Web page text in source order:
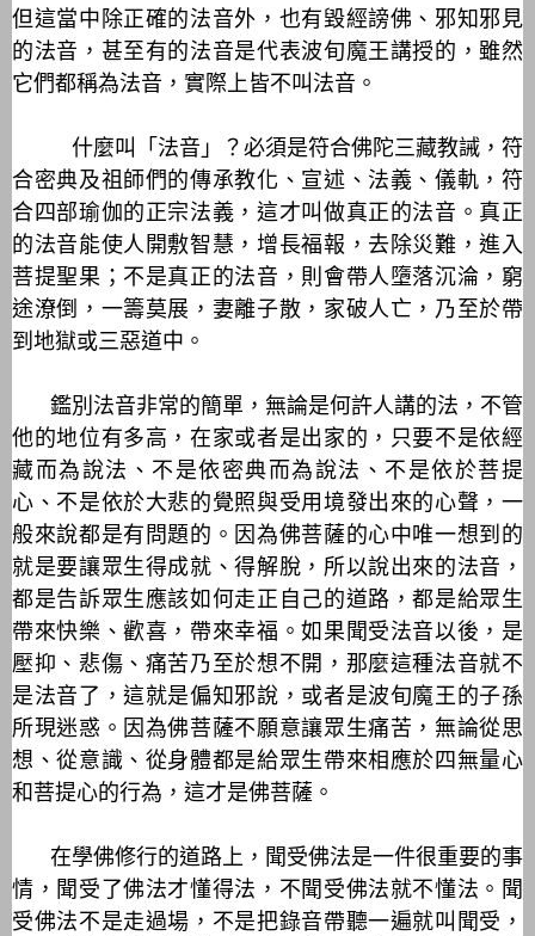
但這當中除正確的法音外，也有毀經謗佛、邪知邪見
的法音，甚至有的法音是代表波旬魔王講授的，雖然
它們都稱為法音，實際上皆不叫法音。
什麼叫「法音」？必須是符合佛陀三藏教誡，符
合密典及祖師們的傳承教化、宣述、法義、儀軌，符
合四部瑜伽的正宗法義，這才叫做真正的法音。真正
的法音能使人開敷智慧，增長福報，去除災難，進入
菩提聖果；不是真正的法音，則會帶人墮落沉淪，窮
途潦倒，一籌莫展，妻離子散，家破人亡，乃至於帶
到地獄或三惡道中。
鑑別法音非常的簡單，無論是何許人講的法，不管
他的地位有多高，在家或者是出家的，只要不是依經
藏而為說法、不是依密典而為說法、不是依於菩提
心、不是依於大悲的覺照與受用境發出來的心聲，一
般來說都是有問題的。因為佛菩薩的心中唯一想到的
就是要讓眾生得成就、得解脫，所以說出來的法音，
都是告訴眾生應該如何走正自己的道路，都是給眾生
帶來快樂、歡喜，帶來幸福。如果聞受法音以後，是
壓抑、悲傷、痛苦乃至於想不開，那麼這種法音就不
是法音了，這就是偏知邪說，或者是波旬魔王的子孫
所現迷惑。因為佛菩薩不願意讓眾生痛苦，無論從思
想、從意識、從身體都是給眾生帶來相應於四無量心
和菩提心的行為，這才是佛菩薩。
在學佛修行的道路上，聞受佛法是一件很重要的事
情，聞受了佛法才懂得法，不聞受佛法就不懂法。聞
受佛法不是走過場，不是把錄音帶聽一遍就叫聞受，